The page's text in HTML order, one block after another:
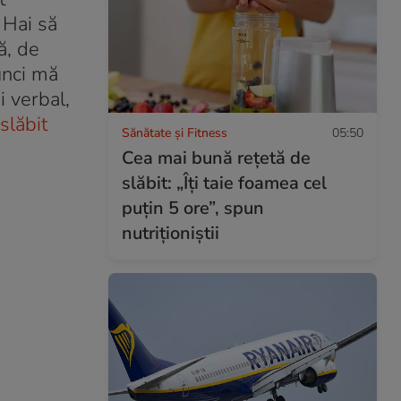
să
de
mă
verbal,
Sănătate și Fitness 05:50
Cea mai bună rețetă de
slăbit: „Îți taie foamea cel
puțin 5 ore”, spun
nutriționiștii